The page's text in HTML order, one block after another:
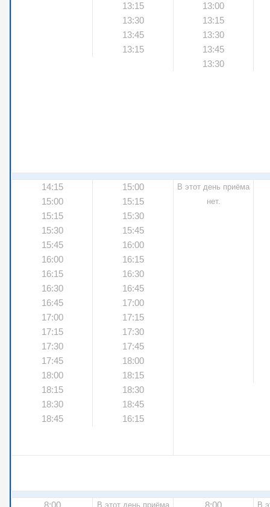
13:15
13:30
13:45
13:15
13:00
13:15
13:30
13:45
13:30
14:15
15:00
15:15
15:30
15:45
16:00
16:15
16:30
16:45
17:00
17:15
17:30
17:45
18:00
18:15
18:30
18:45
15:00
15:15
15:30
15:45
16:00
16:15
16:30
16:45
17:00
17:15
17:30
17:45
18:00
18:15
18:30
18:45
16:15
В этот день приёма
нет.
8:00 В этот день приёма 8:00 В